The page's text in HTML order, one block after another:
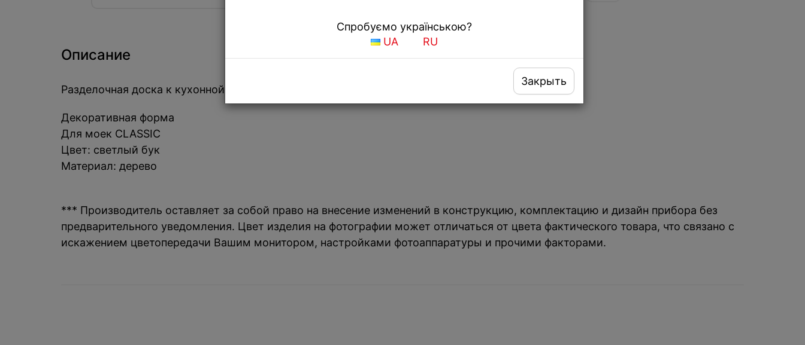
Спробуємо українською?
UA
RU
Закрыть
Описание
Разделочная доска к кухонной мойке Teka CLASSIC (40199222) из светлого дерева.
Декоративная форма
Для моек CLASSIC
Цвет: светлый бук
Материал: дерево
*** Производитель оставляет за собой право на внесение изменений в конструкцию, комплектацию и дизайн прибора без
предварительного уведомления. Цвет изделия на фотографии может отличаться от цвета фактического товара, что связано с
искажением цветопередачи Вашим монитором, настройками фотоаппаратуры и прочими факторами.